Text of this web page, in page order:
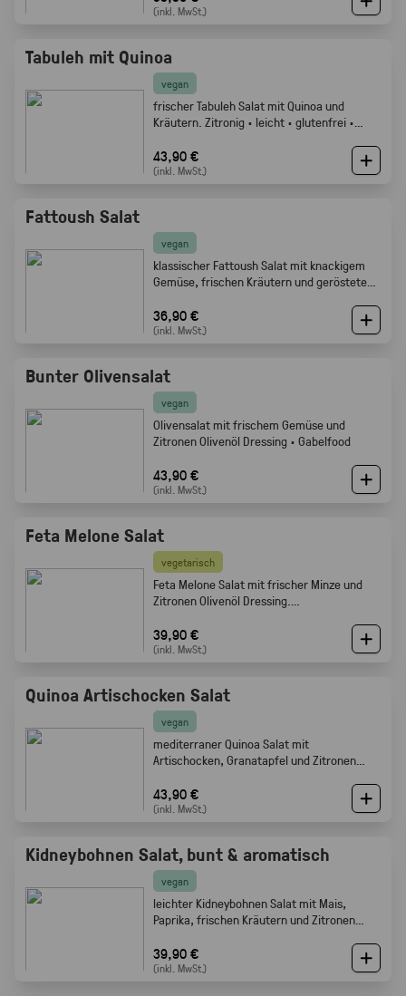
(inkl. MwSt.)
Tabuleh mit Quinoa
vegan
frischer Tabuleh Salat mit Quinoa und
Kräutern. Zitronig · leicht · glutenfrei ·
43,90 €
(inkl. MwSt.)
Fattoush Salat
vegan
klassischer Fattoush Salat mit knackigem
Gemüse, frischen Kräutern und geröstetem
Mezze oder Buffet Beilage · Gabelfood
36,90 €
(inkl. MwSt.)
Bunter Olivensalat
vegan
Olivensalat mit frischem Gemüse und
Zitronen Olivenöl Dressing · Gabelfood
43,90 €
(inkl. MwSt.)
Feta Melone Salat
vegetarisch
Feta Melone Salat mit frischer Minze und
Zitronen Olivenöl Dressing.
Beilage · Gabelfood
39,90 €
(inkl. MwSt.)
Quinoa Artischocken Salat
vegan
mediterraner Quinoa Salat mit
Artischocken, Granatapfel und Zitronen
Gabelfood
43,90 €
(inkl. MwSt.)
Kidneybohnen Salat, bunt & aromatisch
vegan
leichter Kidneybohnen Salat mit Mais,
Paprika, frischen Kräutern und Zitronen
39,90 €
(inkl. MwSt.)